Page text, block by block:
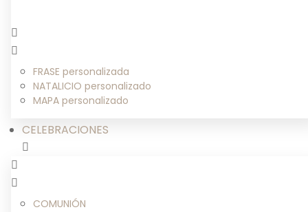
FRASE personalizada
NATALICIO personalizado
MAPA personalizado
CELEBRACIONES
COMUNIÓN